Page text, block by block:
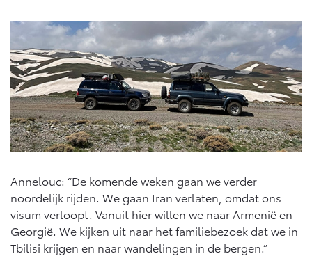
Annelouc: “De komende weken gaan we verder
noordelijk rijden. We gaan Iran verlaten, omdat ons
visum verloopt. Vanuit hier willen we naar Armenië en
Georgië. We kijken uit naar het familiebezoek dat we in
Tbilisi krijgen en naar wandelingen in de bergen.”